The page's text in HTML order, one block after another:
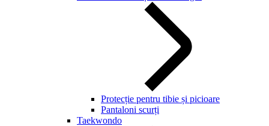
Protecție pentru tibie și picioare
Pantaloni scurți
Taekwondo